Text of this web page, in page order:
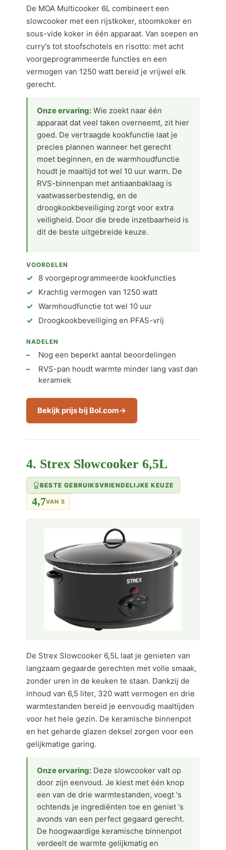
De MOA Multicooker 6L combineert een
slowcooker met een rijstkoker, stoomkoker en
sous-vide koker in één apparaat. Van soepen en
curry's tot stoofschotels en risotto: met acht
voorgeprogrammeerde functies en een
vermogen van 1250 watt bereid je vrijwel elk
gerecht.
Onze ervaring: Wie zoekt naar één
apparaat dat veel taken overneemt, zit hier
goed. De vertraagde kookfunctie laat je
precies plannen wanneer het gerecht
moet beginnen, en de warmhoudfunctie
houdt je maaltijd tot wel 10 uur warm. De
RVS-binnenpan met antiaanbaklaag is
vaatwasserbestendig, en de
droogkookbeveiliging zorgt voor extra
veiligheid. Door die brede inzetbaarheid is
dit de beste uitgebreide keuze.
VOORDELEN
8 voorgeprogrammeerde kookfuncties
Krachtig vermogen van 1250 watt
Warmhoudfunctie tot wel 10 uur
Droogkookbeveiliging en PFAS-vrij
NADELEN
Nog een beperkt aantal beoordelingen
RVS-pan houdt warmte minder lang vast dan
keramiek
Bekijk prijs bij Bol.com
4. Strex Slowcooker 6,5L
BESTE GEBRUIKSVRIENDELIJKE KEUZE
4,7VAN 5
De Strex Slowcooker 6,5L laat je genieten van
langzaam gegaarde gerechten met volle smaak,
zonder uren in de keuken te staan. Dankzij de
inhoud van 6,5 liter, 320 watt vermogen en drie
warmtestanden bereid je eenvoudig maaltijden
voor het hele gezin. De keramische binnenpot
en het geharde glazen deksel zorgen voor een
gelijkmatige garing.
Onze ervaring: Deze slowcooker valt op
door zijn eenvoud. Je kiest met één knop
een van de drie warmtestanden, voegt 's
ochtends je ingrediënten toe en geniet 's
avonds van een perfect gegaard gerecht.
De hoogwaardige keramische binnenpot
verdeelt de warmte gelijkmatig en